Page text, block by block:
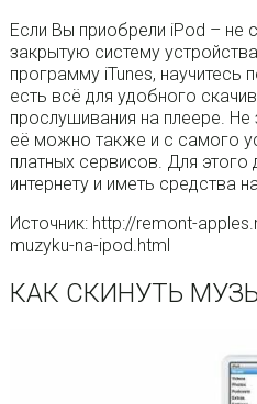
Если Вы приобрели iPod – не
закрытую систему
программу iTunes, научитесь
есть всё для удобного
прослушивания на плеере. Не
её можно также и с самого
платных сервисов. Для этого
интернету и иметь средства
Источник: http://remont-
muzyku-na-ipod.html
КАК СКИНУТЬ